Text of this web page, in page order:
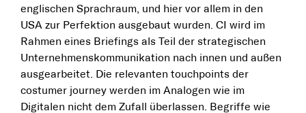
englischen Sprachraum, und hier vor allem in den
USA zur Perfektion ausgebaut wurden. CI wird im
Rahmen eines Briefings als Teil der strategischen
Unternehmenskommunikation nach innen und außen
ausgearbeitet. Die relevanten touchpoints der
costumer journey werden im Analogen wie im
Digitalen nicht dem Zufall überlassen. Begriffe wie